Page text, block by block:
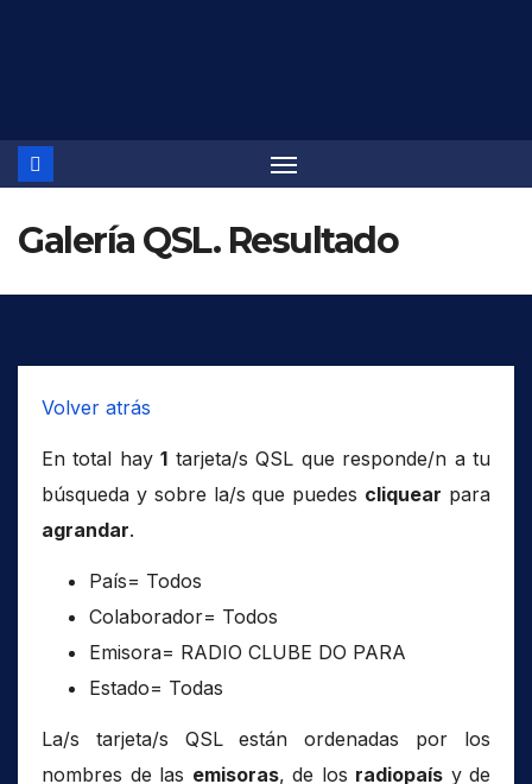
Galería QSL. Resultado
Volver atrás
En total hay1 tarjeta/s QSL que responde/n a tu
búsqueda y sobre la/s que puedes cliquear para
agrandar.
País= Todos
Colaborador= Todos
Emisora= RADIO CLUBE DO PARA
Estado= Todas
La/s tarjeta/s QSL están ordenadas por los
nombres de las emisoras, de los radiopaís y de